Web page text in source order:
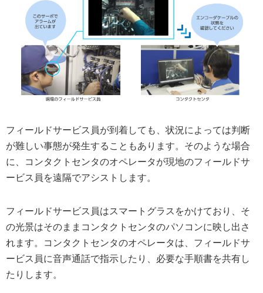
フィールドサービス員が到着しても、状況によっては判断
が難しい事態が発生することもあります。そのような場合
に、コンタクトセンタのオペレータが現地のフィールドサ
ービス員を遠隔でアシストします。
フィールドサービス員はスマートグラスをかけており、そ
の光景はそのままコンタクトセンタのパソコンに映し出さ
れます。コンタクトセンタのオペレータは、フィールドサ
ービス員に音声通話で指示したり、必要な手順書を共有し
たりします。